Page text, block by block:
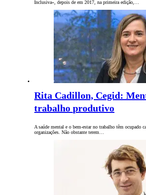
Inclusiva», depois de em 2017, na primeira edição,…
Rita Cadillon, Cegid:
trabalho produtivo
A saúde mental e o bem-estar no trabalho têm ocupado
organizações. Não obstante terem…